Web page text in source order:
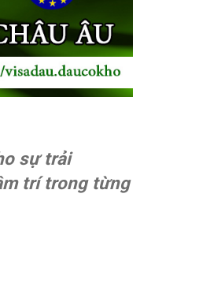
sự trải
trí trong từng